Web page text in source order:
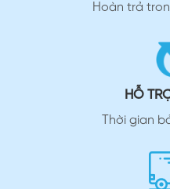
Hoàn trả
HỖ
Thời gian